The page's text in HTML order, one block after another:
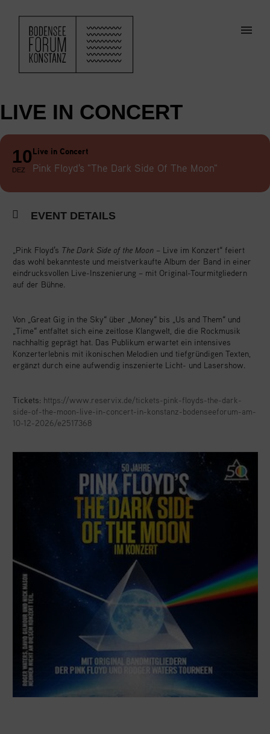
ZUM HAUPTINHALT SPRINGEN
LIVE IN CONCERT
10
DEZ
Live in Concert
Pink Floyd's "The Dark Side Of The Moon"
EVENT DETAILS
„Pink Floyd’s The Dark Side of the Moon – Live im Konzert“ feiert
das wohl bekannteste und meistverkaufte Album der Band in einer
eindrucksvollen Live-Inszenierung – mit Original-Tourmitgliedern
auf der Bühne.
Von „Great Gig in the Sky“ über „Money“ bis „Us and Them“ und
„Time“ entfaltet sich eine zeitlose Klangwelt, die die Rockmusik
nachhaltig geprägt hat. Das Publikum erwartet ein intensives
Konzerterlebnis mit ikonischen Melodien und tiefgründigen Texten,
ergänzt durch eine aufwendig inszenierte Licht- und Lasershow.
Tickets: https://www.reservix.de/tickets-pink-floyds-the-dark-
side-of-the-moon-live-in-concert-in-konstanz-bodenseeforum-am-
10-12-2026/e2517368